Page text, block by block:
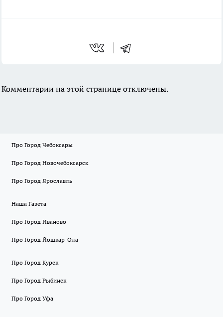
Комментарии на этой странице отключены.
Про Город Чебоксары
Про Город Новочебоксарск
Про Город Ярославль
Наша Газета
Про Город Иваново
Про Город Йошкар-Ола
Про Город Курск
Про Город Рыбинск
Про Город Уфа